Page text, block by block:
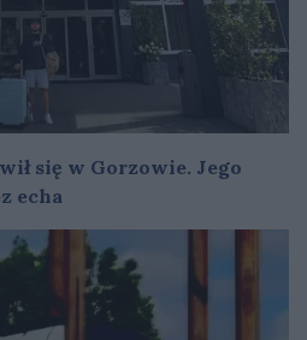
się w Gorzowie. Jego
echa